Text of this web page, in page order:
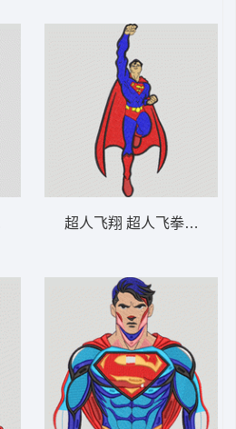
钢铁侠-DST格式
超人飞翔 超人飞拳姿势-